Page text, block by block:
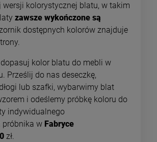
wersji kolorystycznej blatu, w takim
zawsze wykończone są
dostępnych kolorów znajduje
kolor blatu do mebli w
Prześlij do nas deseczkę,
lub szafki, wybarwimy blat
i odeślemy próbkę koloru do
indywidualnego
próbnika w Fabryce
zł.